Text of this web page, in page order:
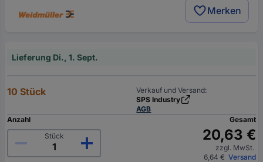
Merken
Lieferung Di., 1. Sept.
10 Stück
Verkauf und Versand:
SPS Industry
AGB
Anzahl
Stück
Gesamt
20,63 €
zzgl. MwSt.
6,64 € Versand